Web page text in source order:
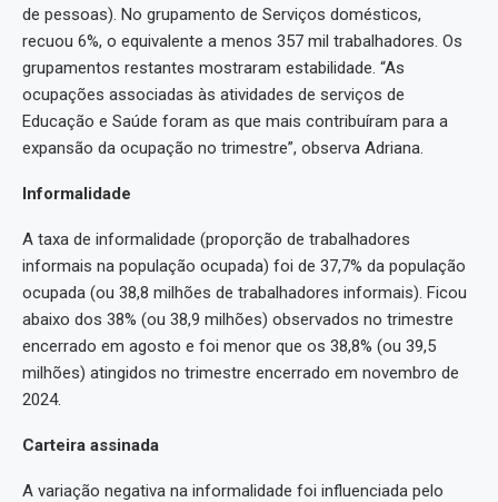
de pessoas). No grupamento de Serviços domésticos,
recuou 6%, o equivalente a menos 357 mil trabalhadores. Os
grupamentos restantes mostraram estabilidade. “As
ocupações associadas às atividades de serviços de
Educação e Saúde foram as que mais contribuíram para a
expansão da ocupação no trimestre”, observa Adriana.
Informalidade
A taxa de informalidade (proporção de trabalhadores
informais na população ocupada) foi de 37,7% da população
ocupada (ou 38,8 milhões de trabalhadores informais). Ficou
abaixo dos 38% (ou 38,9 milhões) observados no trimestre
encerrado em agosto e foi menor que os 38,8% (ou 39,5
milhões) atingidos no trimestre encerrado em novembro de
2024.
Carteira assinada
A variação negativa na informalidade foi influenciada pelo